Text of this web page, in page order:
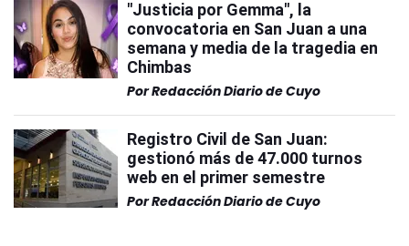
"Justicia por Gemma", la
convocatoria en San Juan a una
semana y media de la tragedia en
Chimbas
PorRedacción Diario de Cuyo
Registro Civil de San Juan:
gestionó más de 47.000 turnos
web en el primer semestre
PorRedacción Diario de Cuyo